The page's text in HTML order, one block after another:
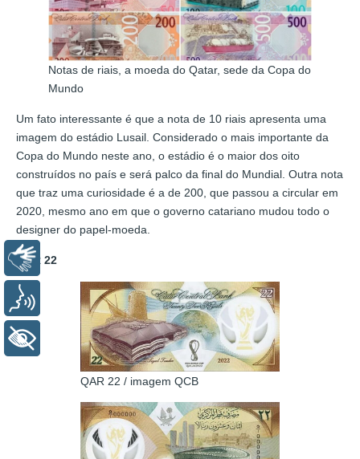
Notas de riais, a moeda do Qatar, sede da Copa do
Mundo
Um fato interessante é que a nota de 10 riais apresenta uma
imagem do estádio Lusail. Considerado o mais importante da
Copa do Mundo neste ano, o estádio é o maior dos oito
construídos no país e será palco da final do Mundial. Outra nota
que traz uma curiosidade é a de 200, que passou a circular em
2020, mesmo ano em que o governo catariano mudou todo o
designer do papel-moeda.
QAR 22
QAR 22 / imagem QCB
Libras
+ Acessibilidade